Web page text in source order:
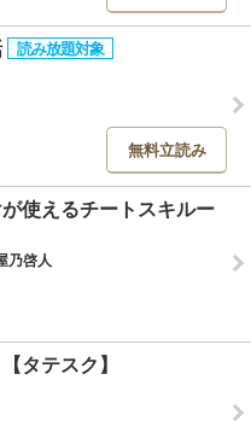
無料立読み
使えるチートスキルー
乃啓人
タテスク】